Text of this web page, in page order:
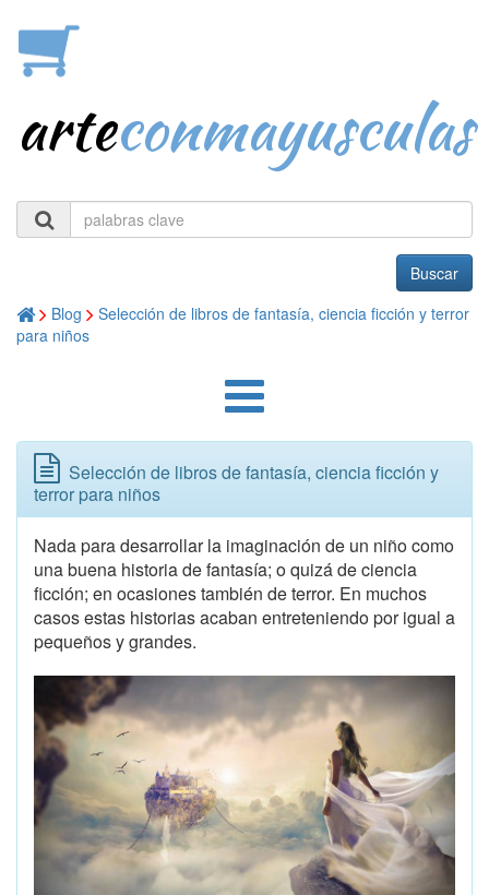
arteconmayusculas
Buscar
Blog
Selección de libros de fantasía, ciencia ficción y terror
para niños
Selección de libros de fantasía, ciencia ficción y
terror para niños
Nada para desarrollar la imaginación de un niño como
una buena historia de fantasía; o quizá de ciencia
ficción; en ocasiones también de terror. En muchos
casos estas historias acaban entreteniendo por igual a
pequeños y grandes.